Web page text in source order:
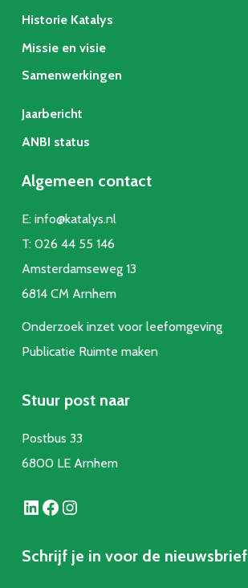
Historie Katalys
Missie en visie
Samenwerkingen
Jaarbericht
ANBI status
Algemeen contact
E: info@katalys.nl
T: 026 44 55 146
Amsterdamseweg 13
6814 CM Arnhem
Onderzoek inzet voor leefomgeving
Publicatie Ruimte maken
Stuur post naar
Postbus 33
6800 LE Arnhem
LinkedIn Facebook Instagram
Schrijf je in voor de nieuwsbrief